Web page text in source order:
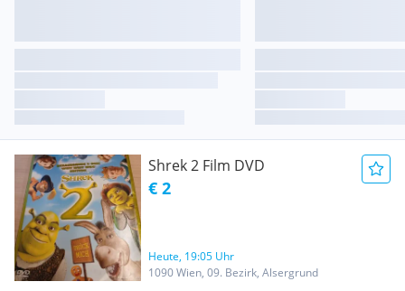
Shrek 2 Film DVD
€ 2
Heute, 19:05 Uhr
1090 Wien, 09. Bezirk, Alsergrund